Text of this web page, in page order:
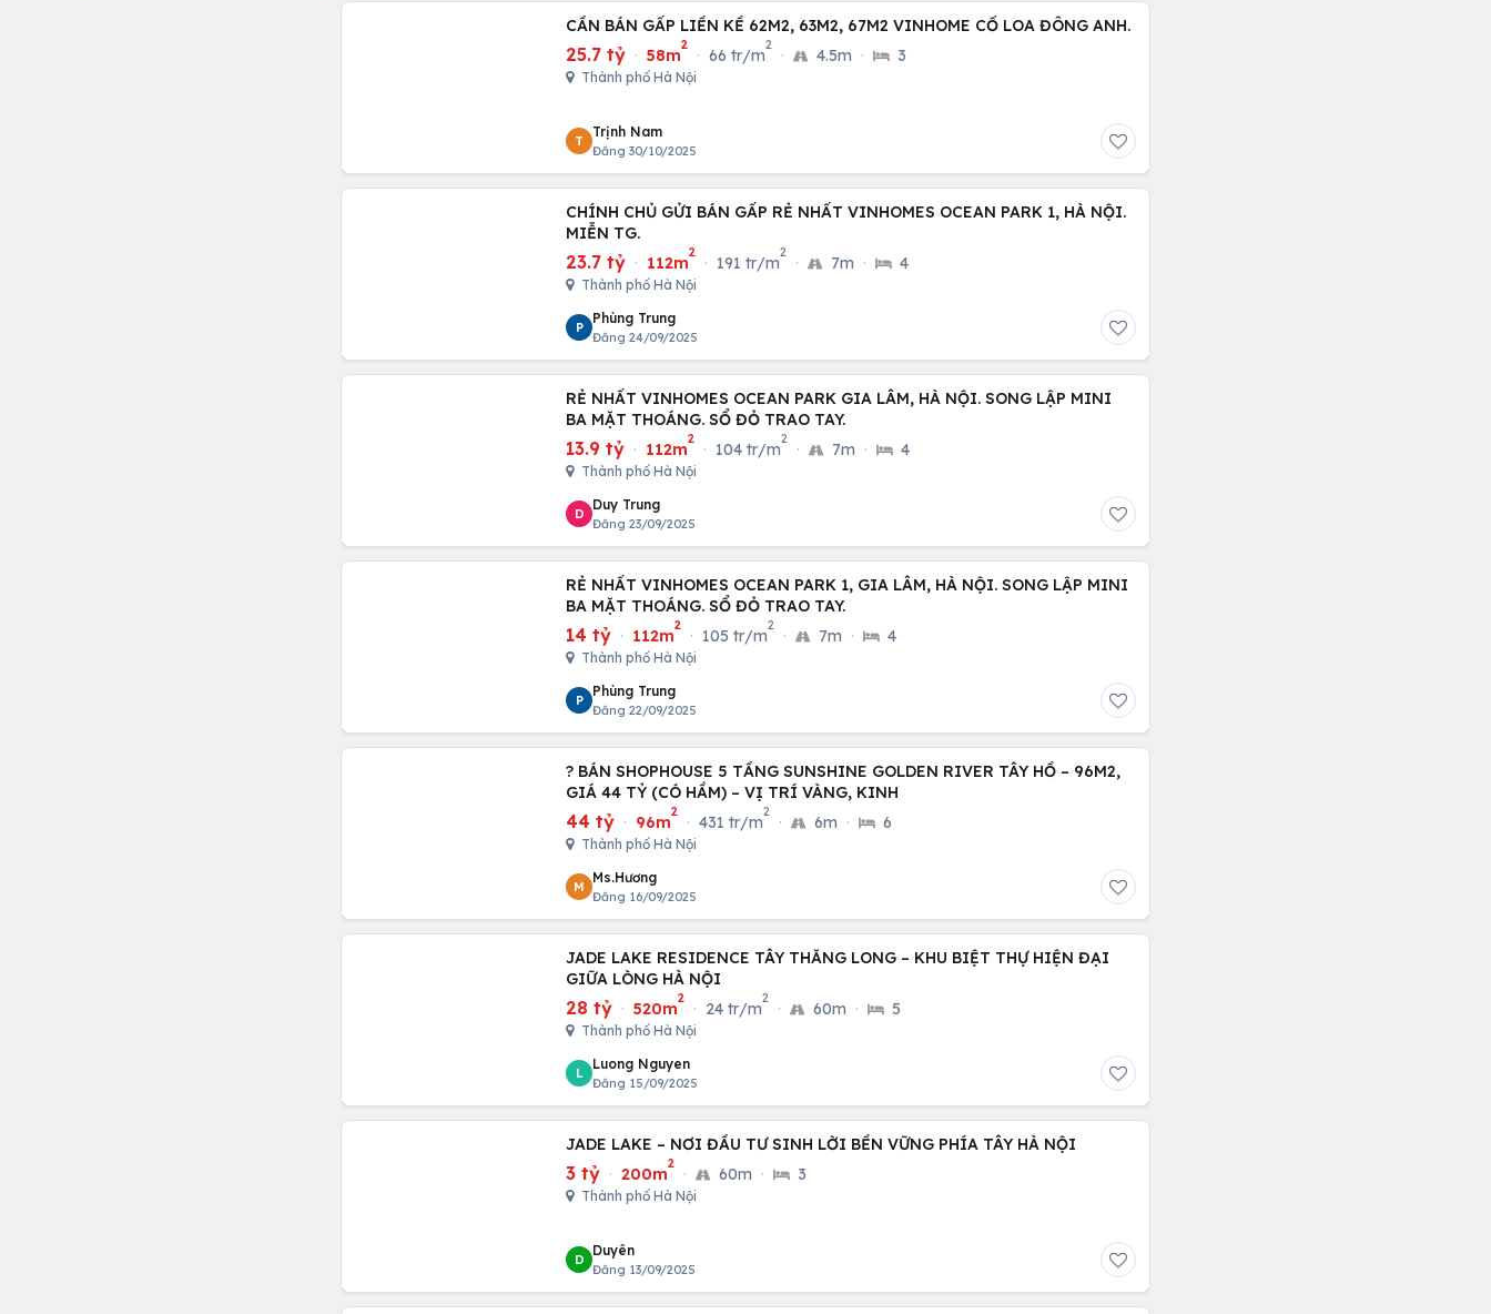
CẦN BÁN GẤP LIỀN KỀ 62M2, 63M2, 67M2 VINHOME CỔ LOA ĐÔNG ANH.
25.7 tỷ · 58m
2
· 66 tr/m
2
· 4.5m · 3
Thành phố Hà Nội
T
Trịnh Nam
Đăng 30/10/2025
CHÍNH CHỦ GỬI BÁN GẤP RẺ NHẤT VINHOMES OCEAN PARK 1, HÀ NỘI.
MIỄN TG.
23.7 tỷ · 112m
2
· 191 tr/m
2
· 7m · 4
Thành phố Hà Nội
P
Phùng Trung
Đăng 24/09/2025
RẺ NHẤT VINHOMES OCEAN PARK GIA LÂM, HÀ NỘI. SONG LẬP MINI
BA MẶT THOÁNG. SỔ ĐỎ TRAO TAY.
13.9 tỷ · 112m
2
· 104 tr/m
2
· 7m · 4
Thành phố Hà Nội
D
Duy Trung
Đăng 23/09/2025
RẺ NHẤT VINHOMES OCEAN PARK 1, GIA LÂM, HÀ NỘI. SONG LẬP MINI
BA MẶT THOÁNG. SỔ ĐỎ TRAO TAY.
14 tỷ · 112m
2
· 105 tr/m
2
· 7m · 4
Thành phố Hà Nội
P
Phùng Trung
Đăng 22/09/2025
? BÁN SHOPHOUSE 5 TẦNG SUNSHINE GOLDEN RIVER TÂY HỒ – 96M2,
GIÁ 44 TỶ (CÓ HẦM) – VỊ TRÍ VÀNG, KINH
44 tỷ · 96m
2
· 431 tr/m
2
· 6m · 6
Thành phố Hà Nội
M
Ms.Hương
Đăng 16/09/2025
JADE LAKE RESIDENCE TÂY THĂNG LONG – KHU BIỆT THỰ HIỆN ĐẠI
GIỮA LÒNG HÀ NỘI
28 tỷ · 520m
2
· 24 tr/m
2
· 60m · 5
Thành phố Hà Nội
L
Luong Nguyen
Đăng 15/09/2025
JADE LAKE – NƠI ĐẦU TƯ SINH LỜI BỀN VỮNG PHÍA TÂY HÀ NỘI
3 tỷ · 200m
2
· 60m · 3
Thành phố Hà Nội
D
Duyên
Đăng 13/09/2025